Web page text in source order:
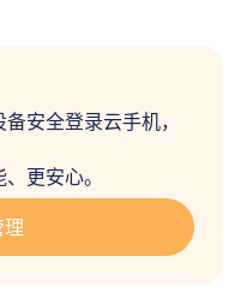
安全登录云手机，
更安心。